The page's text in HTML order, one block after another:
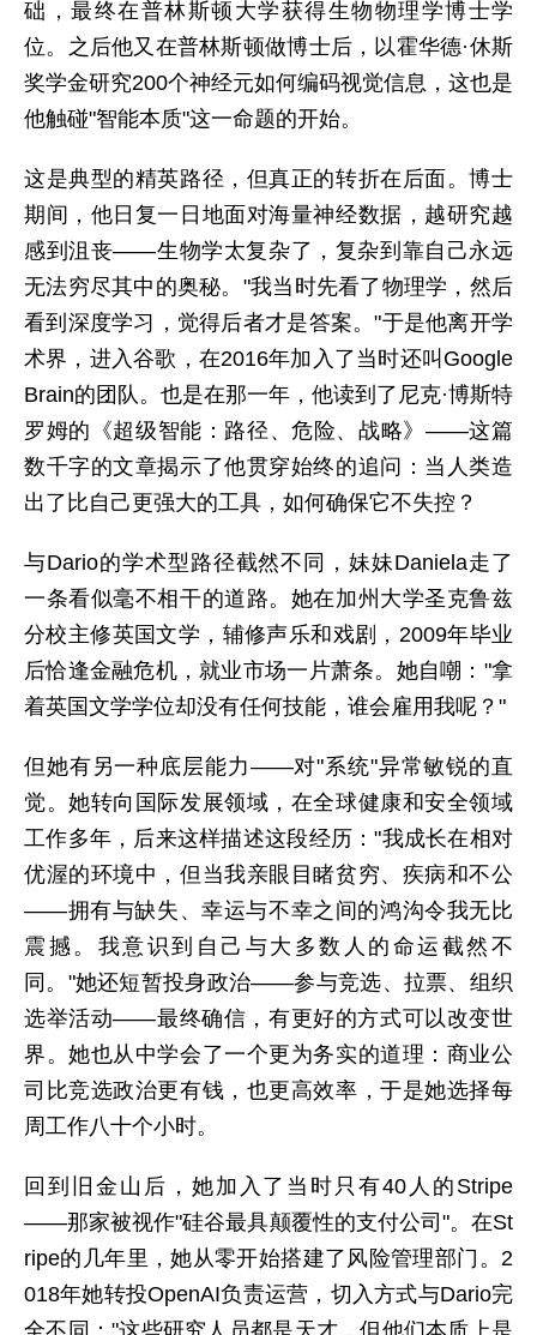
础，最终在普林斯顿大学获得生物物理学博士学
位。之后他又在普林斯顿做博士后，以霍华德·休斯
奖学金研究200个神经元如何编码视觉信息，这也是
他触碰"智能本质"这一命题的开始。
这是典型的精英路径，但真正的转折在后面。博士
期间，他日复一日地面对海量神经数据，越研究越
感到沮丧——生物学太复杂了，复杂到靠自己永远
无法穷尽其中的奥秘。"我当时先看了物理学，然后
看到深度学习，觉得后者才是答案。"于是他离开学
术界，进入谷歌，在2016年加入了当时还叫Google
Brain的团队。也是在那一年，他读到了尼克·博斯特
罗姆的《超级智能：路径、危险、战略》——这篇
数千字的文章揭示了他贯穿始终的追问：当人类造
出了比自己更强大的工具，如何确保它不失控？
与Dario的学术型路径截然不同，妹妹Daniela走了
一条看似毫不相干的道路。她在加州大学圣克鲁兹
分校主修英国文学，辅修声乐和戏剧，2009年毕业
后恰逢金融危机，就业市场一片萧条。她自嘲："拿
着英国文学学位却没有任何技能，谁会雇用我呢？"
但她有另一种底层能力——对"系统"异常敏锐的直
觉。她转向国际发展领域，在全球健康和安全领域
工作多年，后来这样描述这段经历："我成长在相对
优渥的环境中，但当我亲眼目睹贫穷、疾病和不公
——拥有与缺失、幸运与不幸之间的鸿沟令我无比
震撼。我意识到自己与大多数人的命运截然不
同。"她还短暂投身政治——参与竞选、拉票、组织
选举活动——最终确信，有更好的方式可以改变世
界。她也从中学会了一个更为务实的道理：商业公
司比竞选政治更有钱，也更高效率，于是她选择每
周工作八十个小时。
回到旧金山后，她加入了当时只有40人的Stripe
——那家被视作"硅谷最具颠覆性的支付公司"。在St
ripe的几年里，她从零开始搭建了风险管理部门。2
018年她转投OpenAI负责运营，切入方式与Dario完
全不同："这些研究人员都是天才，但他们本质上是